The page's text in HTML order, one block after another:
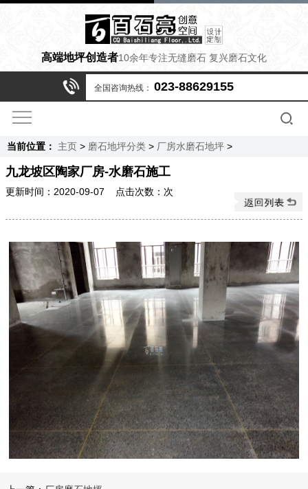
高端地坪创造者10余年专注无缝磨石 复兴磨石文化
全国咨询热线： 023-88629155
当前位置： 主页 > 磨石地坪分类 > 厂房水磨石地坪 >
九龙坡区陶家厂房-水磨石施工
更新时间：2020-09-07 点击次数： 次